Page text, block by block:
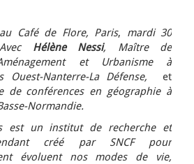
Café de Flore, Paris, mardi 30
Hélène Nessi, Maître de
et Urbanisme à
Ouest-Nanterre-La Défense, et
de conférences en géographie à
Normandie.
est un institut de recherche et
créé par SNCF pour
évoluent nos modes de vie,